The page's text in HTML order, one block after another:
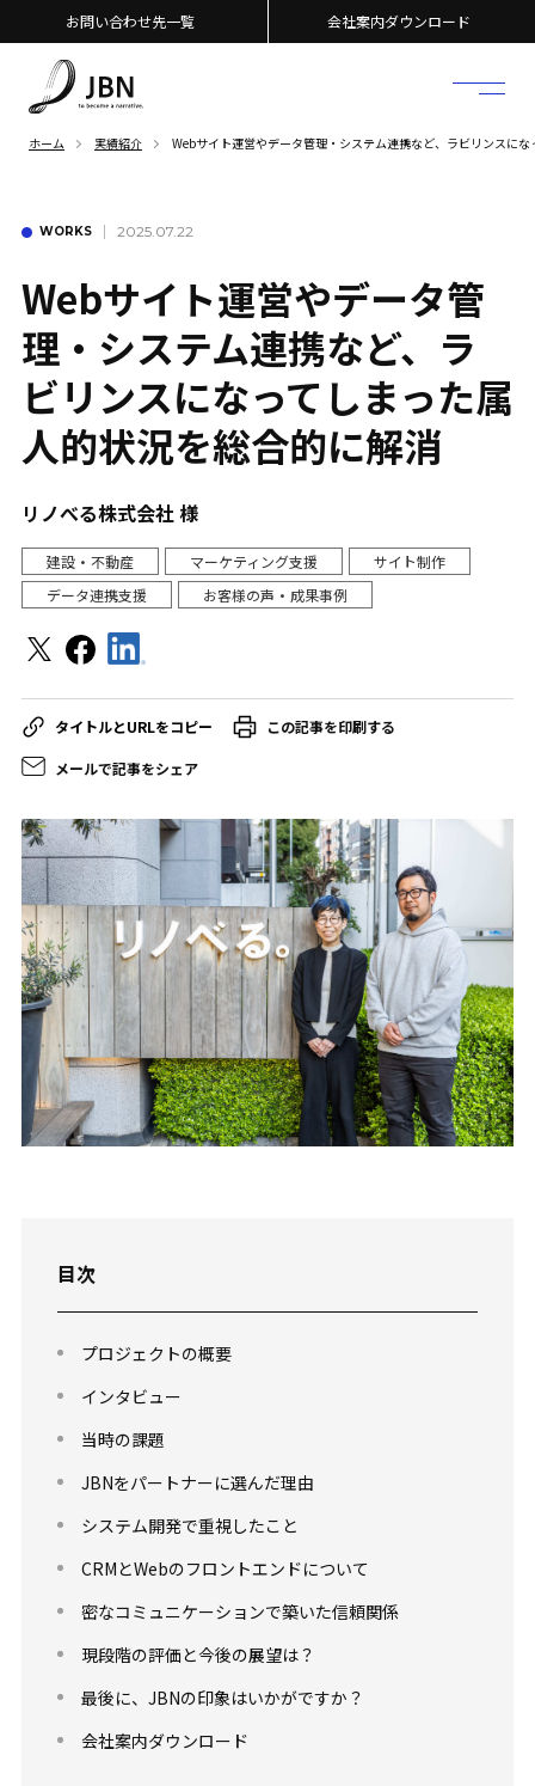
お問い合わせ先一覧 会社案内ダウンロード
ホーム 実績紹介 Webサイト運営やデータ管理・システム連携など、ラビリンスに
WORKS 2025.07.22
Webサイト運営やデータ管
理・システム連携など、ラ
ビリンスになってしまった属
人的状況を総合的に解消
リノべる株式会社 様
建設・不動産 マーケティング支援
サイト制作
データ連携支援
お客様の声・成果事例
この記事を印刷する
メールで記事をシェア
目次
プロジェクトの概要
インタビュー
当時の課題
JBNをパートナーに選んだ理由
システム開発で重視したこと
CRMとWebのフロントエンドについて
密なコミュニケーションで築いた信頼関係
現段階の評価と今後の展望は？
最後に、JBNの印象はいかがですか？
会社案内ダウンロード